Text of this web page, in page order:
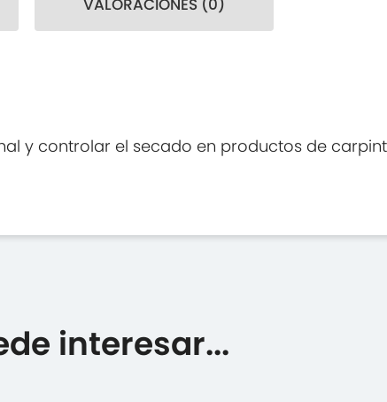
VALORACIONES (0)
y controlar el secado en productos de
interesar...